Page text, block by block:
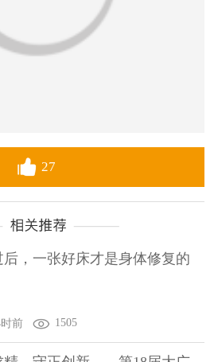
27
后，一张好床才是身体修复的
前 1505